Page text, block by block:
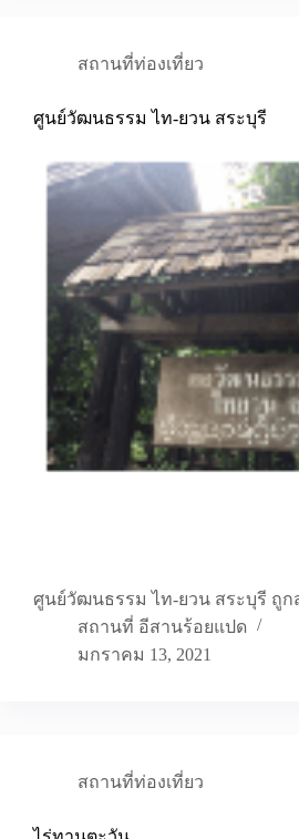
สถานที่ท่องเที่ยว
ศูนย์วัฒนธรรม ไท-ยวน สระบุรี
ศูนย์วัฒนธรรม ไท-ยวน สระบุรี ถู
สถานที่ อีสานร้อยแปด
มกราคม 13, 2021
สถานที่ท่องเที่ยว